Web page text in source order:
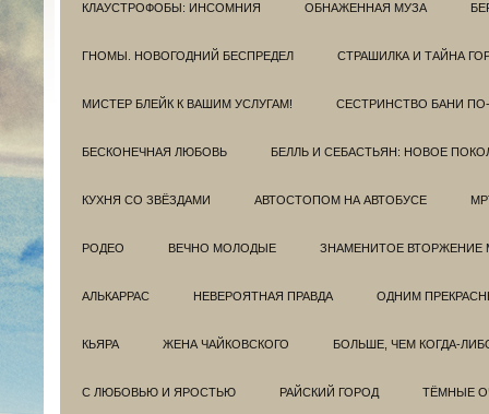
КЛАУСТРОФОБЫ: ИНСОМНИЯ ОБНАЖЕННАЯ МУЗА
ГНОМЫ. НОВОГОДНИЙ БЕСПРЕДЕЛ СТРАШИЛКА И ТАЙНА
МИСТЕР БЛЕЙК К ВАШИМ УСЛУГАМ! СЕСТРИНСТВО БАНИ
БЕСКОНЕЧНАЯ ЛЮБОВЬ БЕЛЛЬ И СЕБАСТЬЯН: НОВОЕ
КУХНЯ СО ЗВЁЗДАМИ АВТОСТОПОМ НА АВТОБУСЕ
РОДЕО ВЕЧНО МОЛОДЫЕ ЗНАМЕНИТОЕ ВТОРЖЕНИЕ
АЛЬКАРРАС НЕВЕРОЯТНАЯ ПРАВДА ОДНИМ
КЬЯРА ЖЕНА ЧАЙКОВСКОГО БОЛЬШЕ, ЧЕМ КОГДА-
С ЛЮБОВЬЮ И ЯРОСТЬЮ РАЙСКИЙ ГОРОД ТЁМНЫЕ